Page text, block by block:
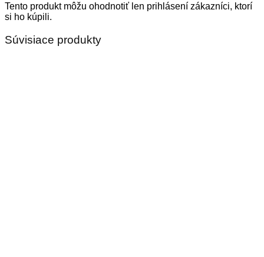
Tento produkt môžu ohodnotiť len prihlásení zákazníci, ktorí
si ho kúpili.
Súvisiace produkty